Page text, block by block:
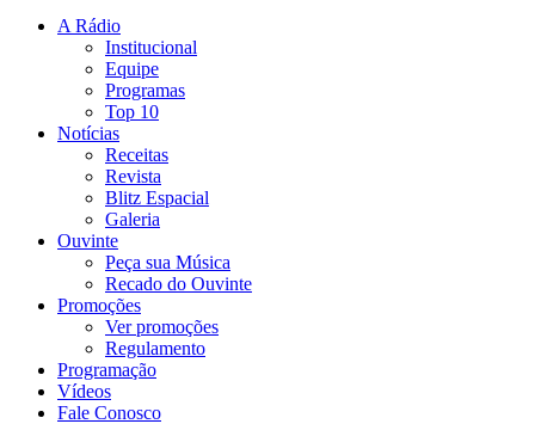
A Rádio
Institucional
Equipe
Programas
Top 10
Notícias
Receitas
Revista
Blitz Espacial
Galeria
Ouvinte
Peça sua Música
Recado do Ouvinte
Promoções
Ver promoções
Regulamento
Programação
Vídeos
Fale Conosco